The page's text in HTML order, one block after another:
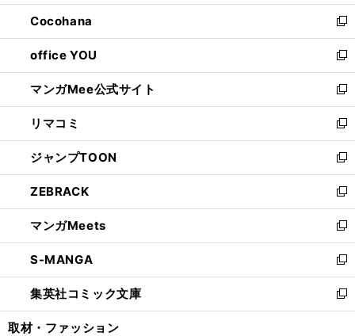
開
く
ウ
で
開
く
ン
ド
ウ
で
開
く
し
い
ウ
ィ
ン
ド
ウ
で
開
く
Cocohana
新
し
い
ウ
ィ
ン
ド
ウ
で
開
く
office YOU
新
し
い
ウ
ィ
ン
ド
ウ
で
開
く
マンガMee公式サイト
新
し
い
ウ
ィ
ン
ド
ウ
で
開
く
リマコミ
新
し
い
ウ
ィ
ン
ド
ウ
で
開
く
ジャンプTOON
新
し
い
ウ
ィ
ン
ド
ウ
で
開
ZEBRACK
新
し
い
ウ
ィ
ン
ド
ウ
マンガMeets
新
し
い
ウ
ィ
ン
S-MANGA
新
し
い
ウ
集英社コミック文庫
新
し
取材・ファッション